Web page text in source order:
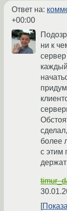
Ответ на:
+00:00
ни к
более
с этим